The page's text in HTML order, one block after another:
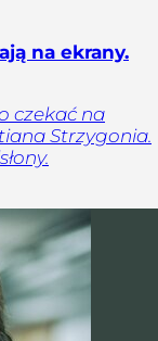
na ekrany.
czekać na
Strzygonia.